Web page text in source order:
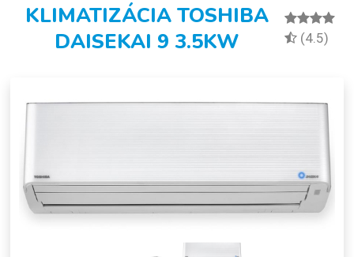
KLIMATIZÁCIA TOSHIBA
DAISEKAI 9 3.5KW
(4.5)